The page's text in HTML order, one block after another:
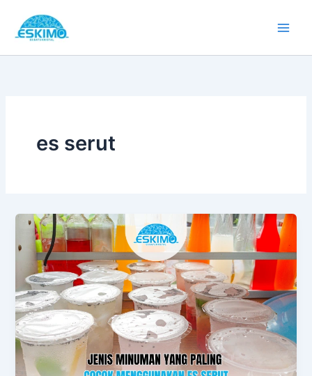
content
es serut